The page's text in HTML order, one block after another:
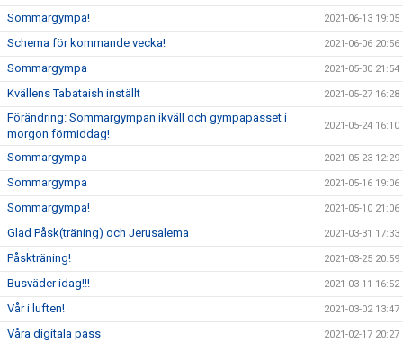
Sommargympa! 2021-06-13 19:05
Schema för kommande vecka! 2021-06-06 20:56
Sommargympa 2021-05-30 21:54
Kvällens Tabataish inställt 2021-05-27 16:28
Förändring: Sommargympan ikväll och gympapasset i
morgon förmiddag!
2021-05-24 16:10
Sommargympa 2021-05-23 12:29
Sommargympa 2021-05-16 19:06
Sommargympa! 2021-05-10 21:06
Glad Påsk(träning) och Jerusalema 2021-03-31 17:33
Påskträning! 2021-03-25 20:59
Busväder idag!!! 2021-03-11 16:52
Vår i luften! 2021-03-02 13:47
Våra digitala pass 2021-02-17 20:27